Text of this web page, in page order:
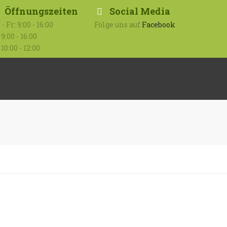
Öffnungszeiten
Fr: 9:00 - 16:00
- 16:00
- 12:00
Social Media
Folge uns auf Facebook